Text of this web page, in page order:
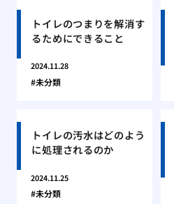
トイレのつまりを解消す
るためにできること
2024.11.28
未分類
トイレの汚水はどのよう
に処理されるのか
2024.11.25
未分類